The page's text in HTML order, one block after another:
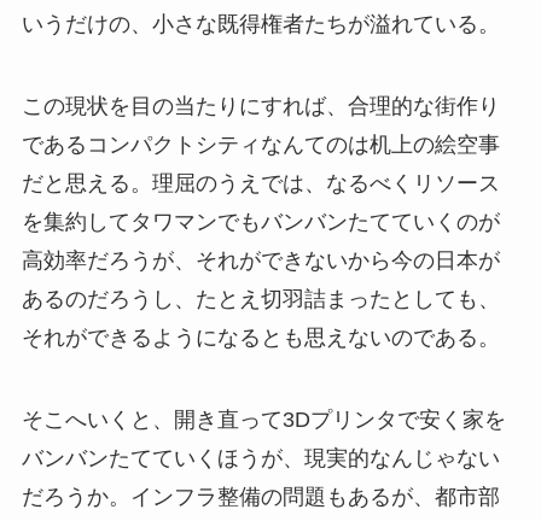
いうだけの、小さな既得権者たちが溢れている。
この現状を目の当たりにすれば、合理的な街作り
であるコンパクトシティなんてのは机上の絵空事
だと思える。理屈のうえでは、なるべくリソース
を集約してタワマンでもバンバンたてていくのが
高効率だろうが、それができないから今の日本が
あるのだろうし、たとえ切羽詰まったとしても、
それができるようになるとも思えないのである。
そこへいくと、開き直って3Dプリンタで安く家を
バンバンたてていくほうが、現実的なんじゃない
だろうか。インフラ整備の問題もあるが、都市部